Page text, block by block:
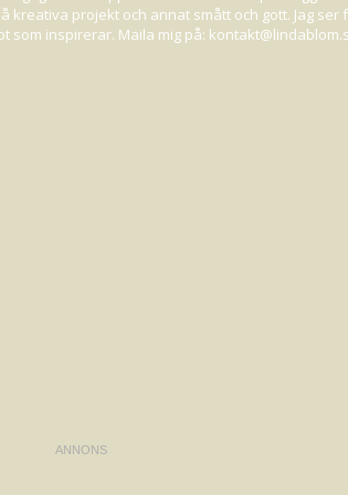
kreativa projekt och annat smått och gott. Jag
som inspirerar. Maila mig på:
HELG!
Therese fyller "typ-23-någonting" och jag och
Fullt ös alltså!
konditori för att inhandla fredagsfika. Där satte
tallriken m.m. "Det skulle Selma aaaaaaldrig..." .
helg : )